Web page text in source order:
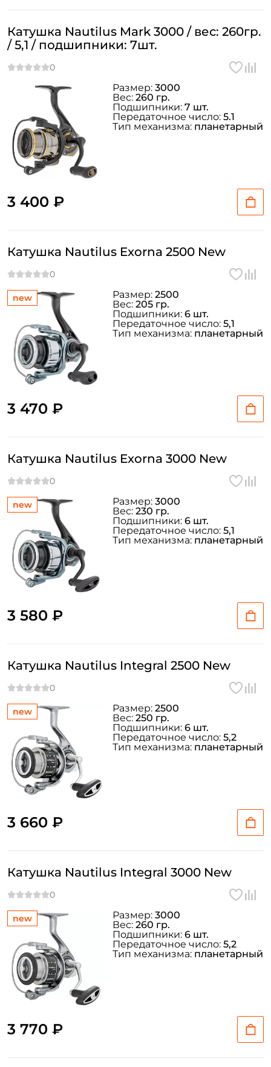
Катушка Nautilus Mark 3000 / вес: 260гр.
/ 5,1 / подшипники: 7шт.
3 400 ₽
Размер: 3000
Вес: 260 гр.
Подшипники: 7 шт.
Передаточное число: 5.1
Тип механизма: планетарный
new
Катушка Nautilus Exorna 2500 New
3 470 ₽
Размер: 2500
Вес: 205 гр.
Подшипники: 6 шт.
Передаточное число: 5,1
Тип механизма: планетарный
new
Катушка Nautilus Exorna 3000 New
3 580 ₽
Размер: 3000
Вес: 230 гр.
Подшипники: 6 шт.
Передаточное число: 5,1
Тип механизма: планетарный
new
Катушка Nautilus Integral 2500 New
3 660 ₽
Размер: 2500
Вес: 250 гр.
Подшипники: 6 шт.
Передаточное число: 5,2
Тип механизма: планетарный
new
Катушка Nautilus Integral 3000 New
3 770 ₽
Размер: 3000
Вес: 260 гр.
Подшипники: 6 шт.
Передаточное число: 5,2
Тип механизма: планетарный